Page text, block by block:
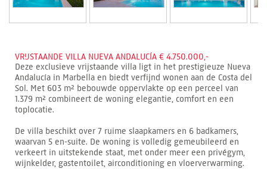
VRIJSTAANDE VILLA NUEVA ANDALUCÍA € 4.750.000,-
Deze exclusieve vrijstaande villa ligt in het prestigieuze Nueva
Andalucía in Marbella en biedt verfijnd wonen aan de Costa del
Sol. Met 603 m² bebouwde oppervlakte op een perceel van
1.379 m² combineert de woning elegantie, comfort en een
toplocatie.
De villa beschikt over 7 ruime slaapkamers en 6 badkamers,
waarvan 5 en-suite. De woning is volledig gemeubileerd en
verkeert in uitstekende staat, met onder meer een privégym,
wijnkelder, gastentoilet, airconditioning en vloerverwarming.